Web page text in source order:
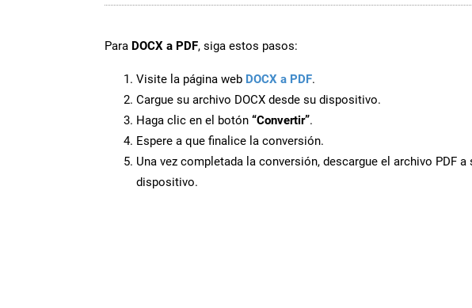
Para DOCX a PDF, siga estos pasos:
Visite la página web DOCX a PDF.
Cargue su archivo DOCX desde su dispositivo.
Haga clic en el botón “Convertir”.
Espere a que finalice la conversión.
Una vez completada la conversión, descargue el archivo PDF a
dispositivo.